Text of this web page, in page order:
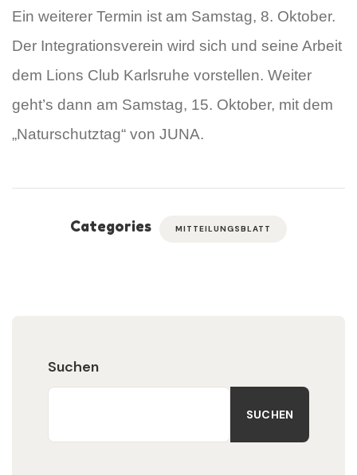
Ein weiterer Termin ist am Samstag, 8. Oktober.
Der Integrationsverein wird sich und seine Arbeit
dem Lions Club Karlsruhe vorstellen. Weiter
geht’s dann am Samstag, 15. Oktober, mit dem
„Naturschutztag“ von JUNA.
Categories MITTEILUNGSBLATT
Suchen
SUCHEN